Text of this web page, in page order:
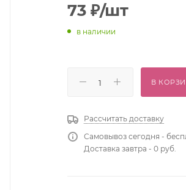
73₽/шт
в наличии
В
Рассчитать доставку
Самовывоз сегодня -
Доставка завтра - 0 руб.